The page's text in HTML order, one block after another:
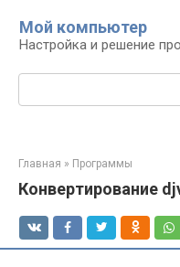
контенту
Мой компьютер
Настройка и решение
Поиск:
Главная » Программы
Конвертирование